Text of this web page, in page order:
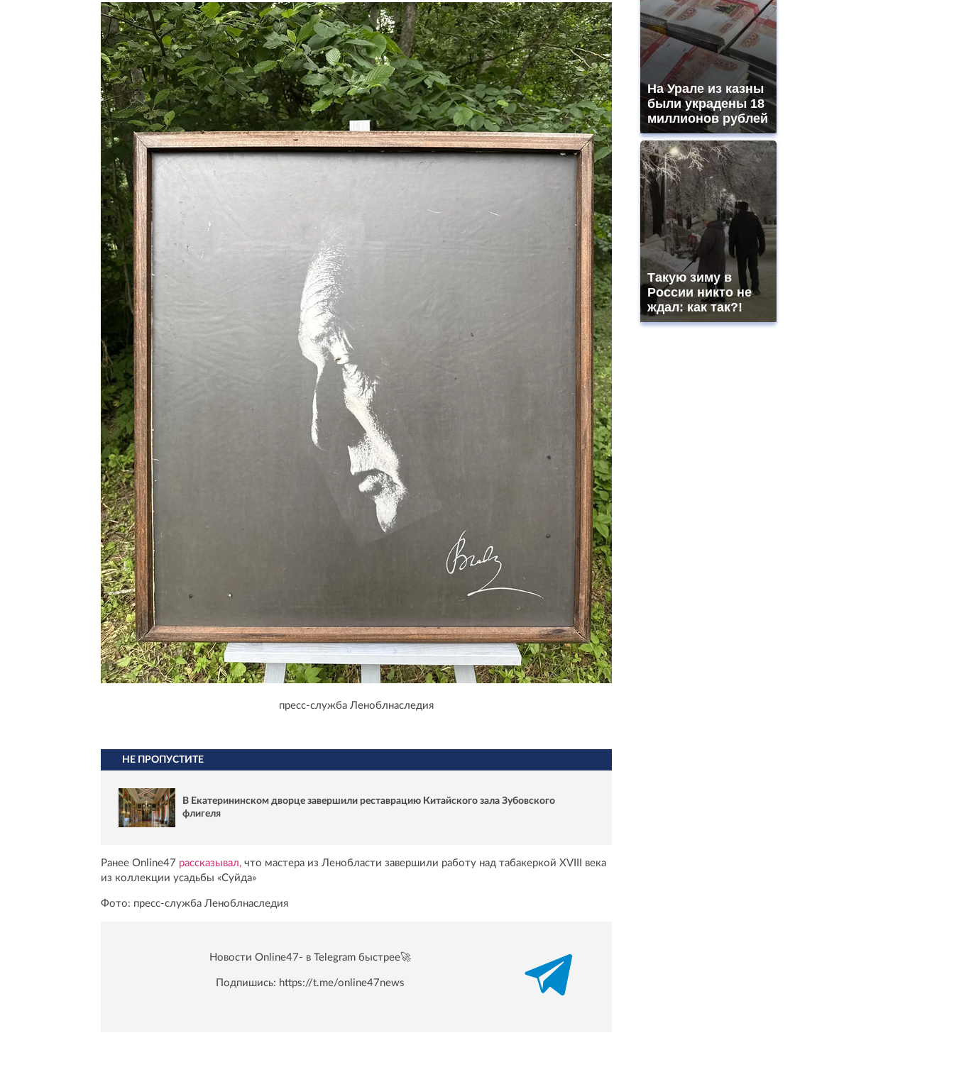
пресс-служба Леноблнаследия
НЕ ПРОПУСТИТЕ
В Екатерининском дворце завершили реставрацию Китайского зала Зубовского
флигеля
Ранее Online47 рассказывал, что мастера из Ленобласти завершили работу над табакеркой XVIII века
из коллекции усадьбы «Суйда»
Фото: пресс-служба Леноблнаследия
Новости Online47- в Telegram быстрее🚀
Подпишись: https://t.me/online47news
На Урале из казны
были украдены 18
миллионов рублей
Такую зиму в
России никто не
ждал: как так?!